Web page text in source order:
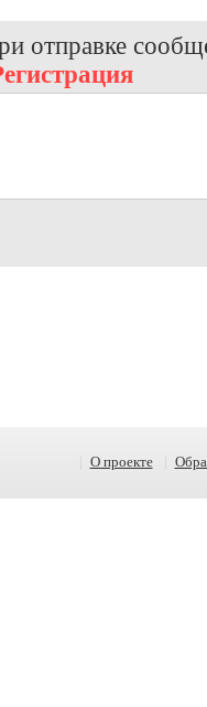
отправке
О проекте